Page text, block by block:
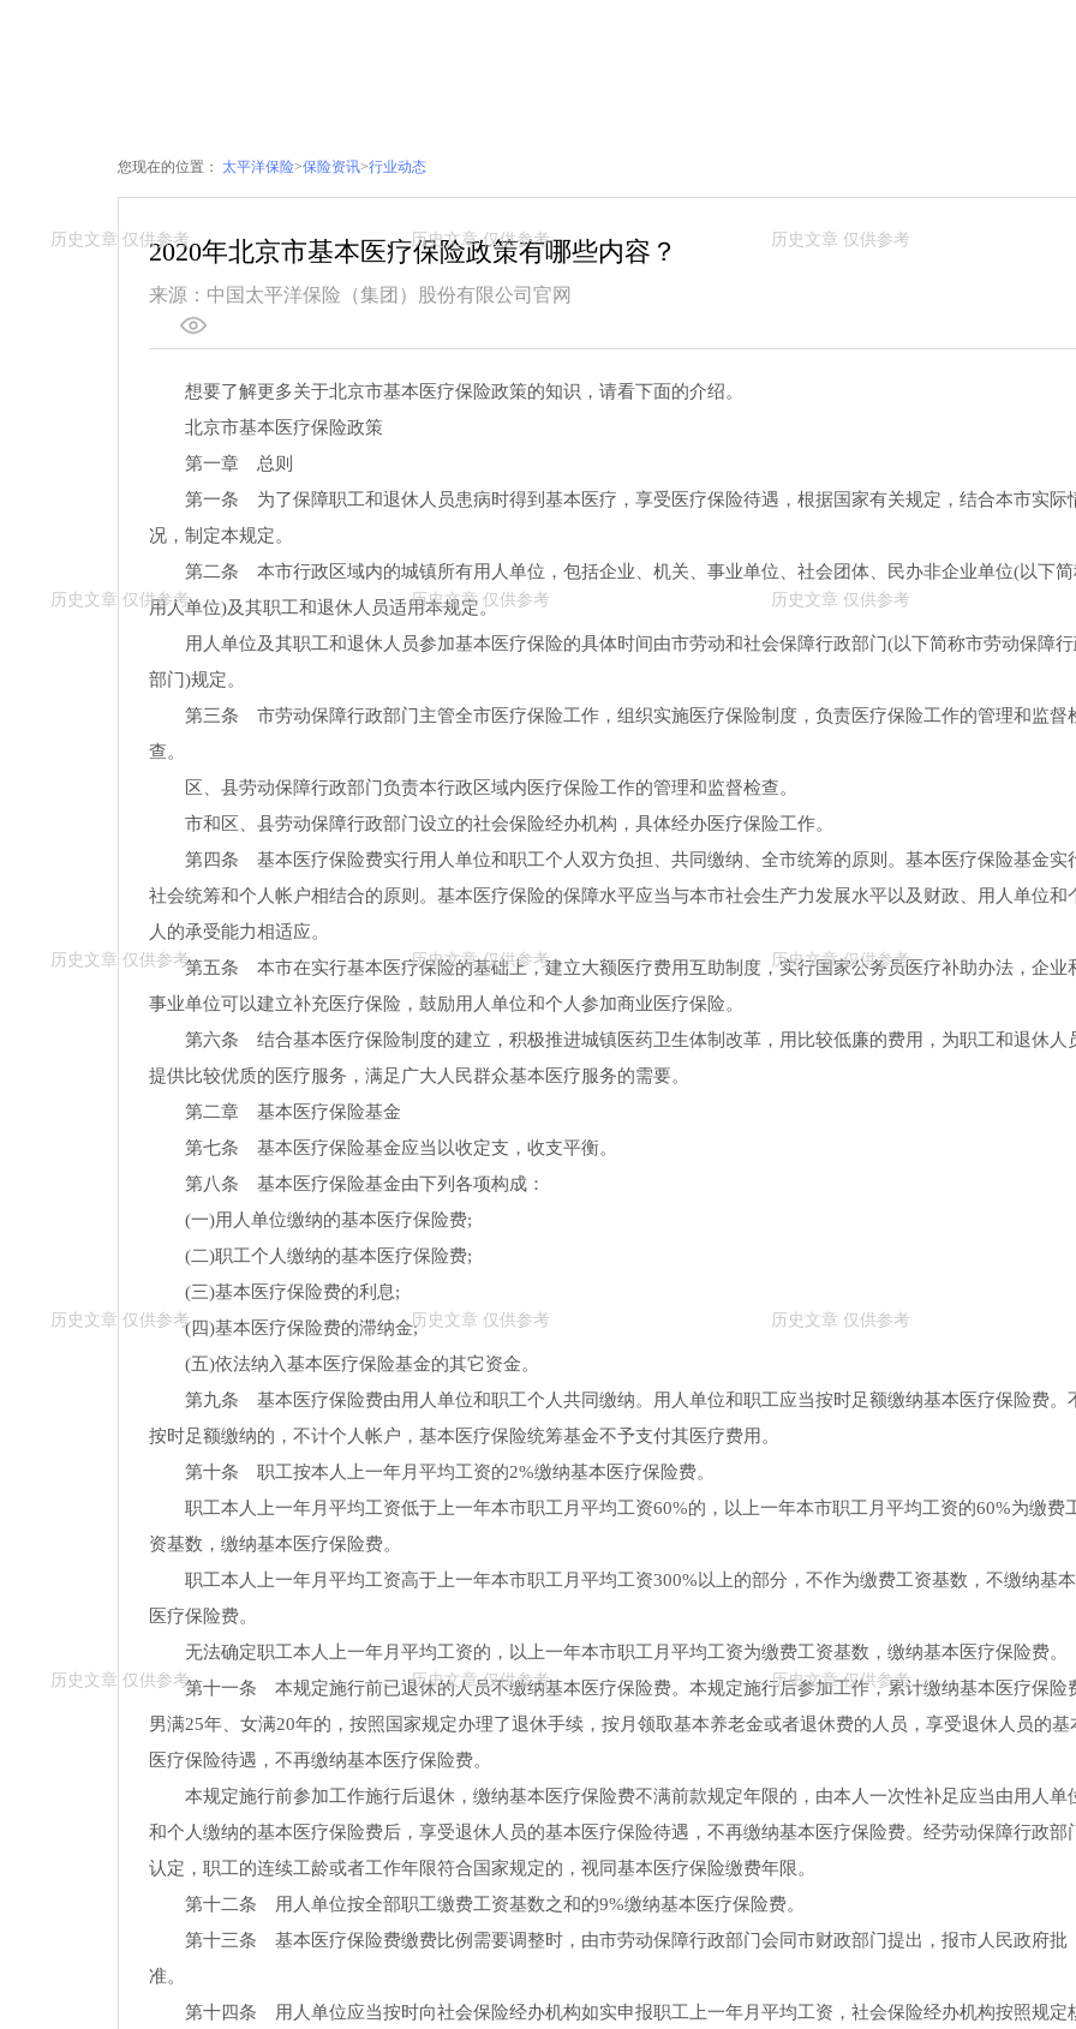
您现在的位置： 太平洋保险>保险资讯>行业动态
2020年北京市基本医疗保险政策有哪些内容？
来源：中国太平洋保险（集团）股份有限公司官网
想要了解更多关于北京市基本医疗保险政策的知识，请看下面的介绍。
北京市基本医疗保险政策
第一章 总则
第一条 为了保障职工和退休人员患病时得到基本医疗，享受医疗保险待遇，根据国家有关规定，结合本市实际
况，制定本规定。
第二条 本市行政区域内的城镇所有用人单位，包括企业、机关、事业单位、社会团体、民办非企业单位(以下
用人单位)及其职工和退休人员适用本规定。
用人单位及其职工和退休人员参加基本医疗保险的具体时间由市劳动和社会保障行政部门(以下简称市劳动保障
部门)规定。
第三条 市劳动保障行政部门主管全市医疗保险工作，组织实施医疗保险制度，负责医疗保险工作的管理和监督
查。
区、县劳动保障行政部门负责本行政区域内医疗保险工作的管理和监督检查。
市和区、县劳动保障行政部门设立的社会保险经办机构，具体经办医疗保险工作。
第四条 基本医疗保险费实行用人单位和职工个人双方负担、共同缴纳、全市统筹的原则。基本医疗保险基金实
社会统筹和个人帐户相结合的原则。基本医疗保险的保障水平应当与本市社会生产力发展水平以及财政、用人单位和
人的承受能力相适应。
第五条 本市在实行基本医疗保险的基础上，建立大额医疗费用互助制度，实行国家公务员医疗补助办法，企业
事业单位可以建立补充医疗保险，鼓励用人单位和个人参加商业医疗保险。
第六条 结合基本医疗保险制度的建立，积极推进城镇医药卫生体制改革，用比较低廉的费用，为职工和退休人
提供比较优质的医疗服务，满足广大人民群众基本医疗服务的需要。
第二章 基本医疗保险基金
第七条 基本医疗保险基金应当以收定支，收支平衡。
第八条 基本医疗保险基金由下列各项构成：
(一)用人单位缴纳的基本医疗保险费;
(二)职工个人缴纳的基本医疗保险费;
(三)基本医疗保险费的利息;
(四)基本医疗保险费的滞纳金;
(五)依法纳入基本医疗保险基金的其它资金。
第九条 基本医疗保险费由用人单位和职工个人共同缴纳。用人单位和职工应当按时足额缴纳基本医疗保险费。
按时足额缴纳的，不计个人帐户，基本医疗保险统筹基金不予支付其医疗费用。
第十条 职工按本人上一年月平均工资的2%缴纳基本医疗保险费。
职工本人上一年月平均工资低于上一年本市职工月平均工资60%的，以上一年本市职工月平均工资的60%为缴费
资基数，缴纳基本医疗保险费。
职工本人上一年月平均工资高于上一年本市职工月平均工资300%以上的部分，不作为缴费工资基数，不缴纳基本
医疗保险费。
无法确定职工本人上一年月平均工资的，以上一年本市职工月平均工资为缴费工资基数，缴纳基本医疗保险费。
第十一条 本规定施行前已退休的人员不缴纳基本医疗保险费。本规定施行后参加工作，累计缴纳基本医疗保险
男满25年、女满20年的，按照国家规定办理了退休手续，按月领取基本养老金或者退休费的人员，享受退休人员的基
医疗保险待遇，不再缴纳基本医疗保险费。
本规定施行前参加工作施行后退休，缴纳基本医疗保险费不满前款规定年限的，由本人一次性补足应当由用人单
和个人缴纳的基本医疗保险费后，享受退休人员的基本医疗保险待遇，不再缴纳基本医疗保险费。经劳动保障行政部
认定，职工的连续工龄或者工作年限符合国家规定的，视同基本医疗保险缴费年限。
第十二条 用人单位按全部职工缴费工资基数之和的9%缴纳基本医疗保险费。
第十三条 基本医疗保险费缴费比例需要调整时，由市劳动保障行政部门会同市财政部门提出，报市人民政府批
准。
第十四条 用人单位应当按时向社会保险经办机构如实申报职工上一年月平均工资，社会保险经办机构按照规定